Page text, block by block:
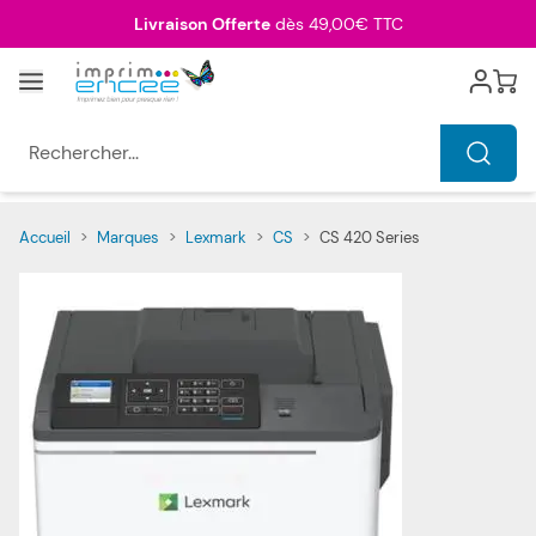
Livraison Offertedès 49,00€ TTC
Menu Cart
Accueil > Marques > Lexmark > CS > CS 420 Series